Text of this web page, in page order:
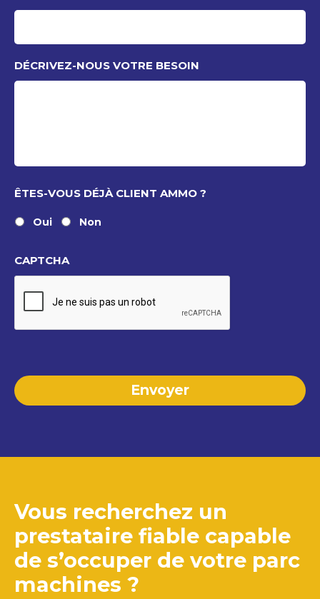
DÉCRIVEZ-NOUS VOTRE BESOIN
ÊTES-VOUS DÉJÀ CLIENT AMMO ?
Oui Non
CAPTCHA
Vous recherchez un
prestataire fiable capable
de s’occuper de votre parc
machines ?